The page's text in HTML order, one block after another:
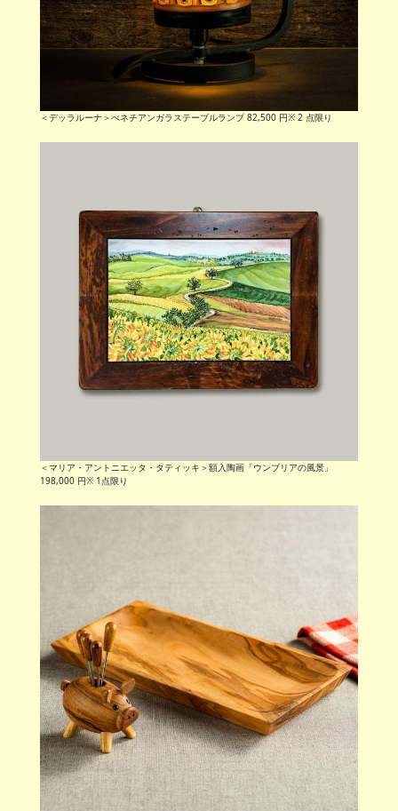
＜デッラルーナ＞べネチアンガラステーブルランプ 82,500 円※ 2 点限り
＜マリア・アントニエッタ・タティッキ＞額入陶画「ウンブリアの風景」
198,000 円※ 1点限り